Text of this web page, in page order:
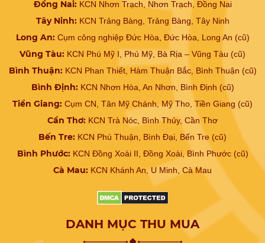
Đồng Nai: KCN Nhơn Trạch, Nhơn Trạch, Đồng Nai
Tây Ninh: KCN Trảng Bàng, Trảng Bàng, Tây Ninh
Long An: Cụm công nghiệp Đức Hòa, Đức Hòa, Long An (cũ)
Vũng Tàu: KCN Phú Mỹ I, Phú Mỹ, Bà Rịa – Vũng Tàu (cũ)
Bình Thuận:KCN Phan Thiết, Hàm Thuận Bắc, Bình Thuận (cũ)
Bình Định: KCN Nhơn Hòa, An Nhơn, Bình Định (cũ)
Tiền Giang: Cụm CN, Tân Mỹ Chánh, Mỹ Tho, Tiền Giang (cũ)
Cần Thơ: KCN Trà Nóc, Bình Thủy, Cần Thơ
Bến Tre: KCN Phú Thuận, Bình Đại, Bến Tre (cũ)
Bình Phước: KCN Đồng Xoài II, Đồng Xoài, Bình Phước (cũ)
Cà Mau: KCN Khánh An, U Minh, Cà Mau
DANH MỤC THU MUA